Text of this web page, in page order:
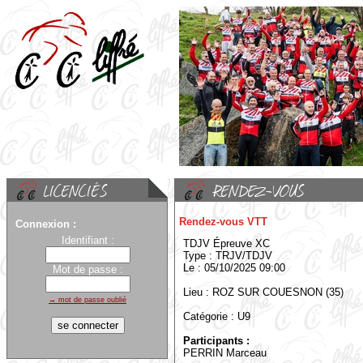
Connexion :
Identifiant :
Mot de passe :
→ mot de passe oublié
Rendez-vous VTT
TDJV Épreuve XC
Type : TRJV/TDJV
Le : 05/10/2025 09:00
Lieu : ROZ SUR COUESNON (35)
Catégorie : U9
Participants :
PERRIN Marceau